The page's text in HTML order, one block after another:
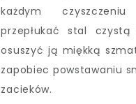
każdym
przepłukać stal
osuszyć ją miękką
zapobiec powstawaniu
zacieków.